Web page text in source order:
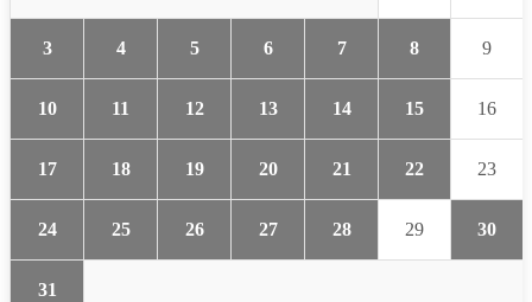
3 4 5 6 7 8 9
10 11 12 13 14 15 16
17 18 19 20 21 22 23
24 25 26 27 28 29 30
31